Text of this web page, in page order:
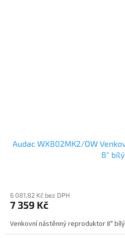
Audac WX802MK2/OW
8" bílý
6 081,82 Kč bez DPH
7 359 Kč
Venkovní nástěnný reproduktor 8" bílý